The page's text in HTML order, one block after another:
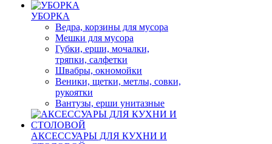
УБОРКА
Ведра, корзины для мусора
Мешки для мусора
Губки, ерши, мочалки,
тряпки, салфетки
Швабры, окномойки
Веники, щетки, метлы, совки,
рукоятки
Вантузы, ерши унитазные
АКСЕССУАРЫ ДЛЯ КУХНИ И